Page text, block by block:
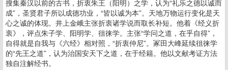
搜集秦汉以前的古书，折衷朱王（阳明）之学，认为“礼乐之德以诚而
成”，圣贤君子所以成德功业，“皆以诚为本”。天地万物运行变化是天
心之诚的体现。井上金峨主张折衷诸学说而取长补短。他着《经义折
衷》，评点朱子学、阳明学、徂徕学。主张“学问之道，在乎自得”，
自得就是自我与《六经》相对照，“折衷仲尼”。冢田大峰延续徂徕学
的“先王之道”，认为治国安天下之道，在于经籍。他以文献考证方法
独自注解经书。